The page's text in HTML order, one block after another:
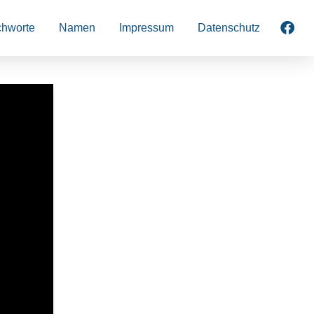
Namen Impressum Datenschutz